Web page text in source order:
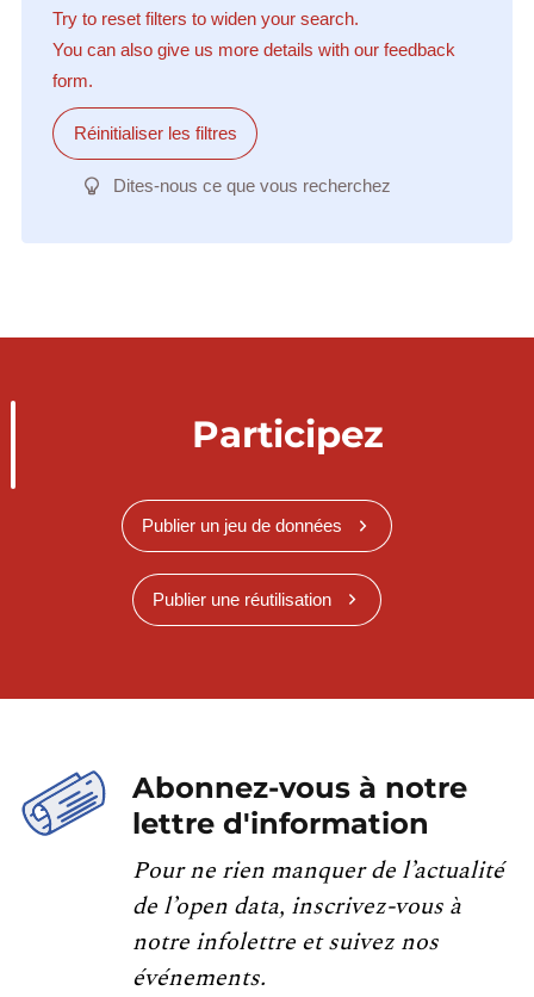
Try to reset filters to widen your search.
You can also give us more details with our feedback
form.
Réinitialiser les filtres
Dites-nous ce que vous recherchez
Participez
Publier un jeu de données
Publier une réutilisation
Abonnez-vous à notre
lettre d'information
Pour ne rien manquer de l’actualité
de l’open data, inscrivez-vous à
notre infolettre et suivez nos
événements.